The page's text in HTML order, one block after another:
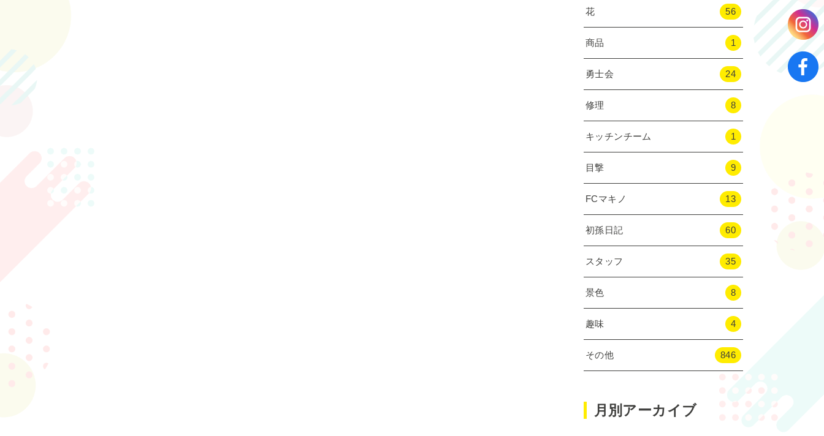
花 56
商品 1
勇士会 24
修理 8
キッチンチーム 1
目撃 9
FCマキノ 13
初孫日記 60
スタッフ 35
景色 8
趣味 4
その他 846
月別アーカイブ